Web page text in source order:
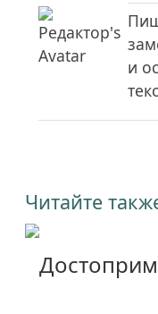
и
Читайте